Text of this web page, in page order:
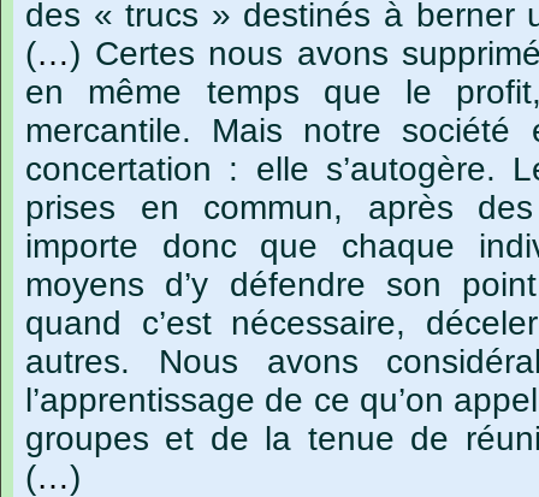
des « trucs » destinés à berner
(…) Certes nous avons
en
même temps que le
mercantile.
Mais notre société
concertation : elle s’autogère.
prises
en commun, après
des
importe
donc que chaque
moyens
d’y défendre son
point
quand
c’est nécessaire,
déceler
autres.
Nous avons
l’apprentissage de ce qu’on
groupes et de la tenue de
(…)